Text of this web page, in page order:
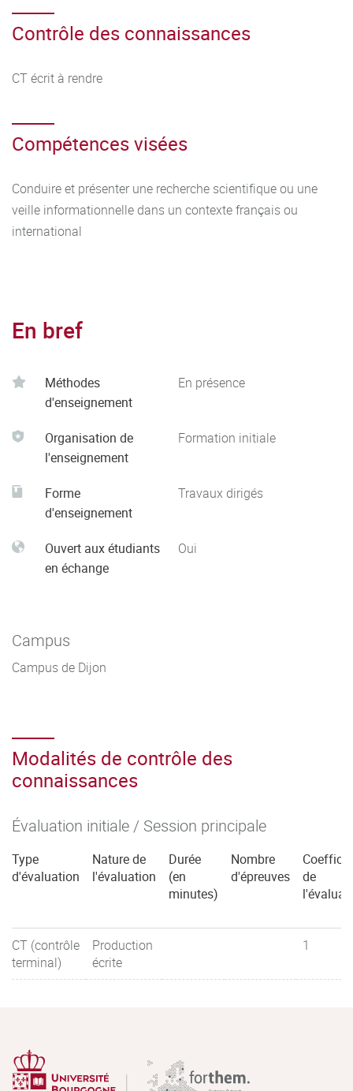
Contrôle des connaissances
CT écrit à rendre
Compétences visées
Conduire et présenter une recherche scientifique ou une
veille informationnelle dans un contexte français ou
international
En bref
Méthodes
d'enseignement
En présence
Organisation de
l'enseignement
Formation initiale
Forme
d'enseignement
Travaux dirigés
Ouvert aux étudiants
en échange
Oui
Campus
Campus de Dijon
Modalités de contrôle des
connaissances
Évaluation initiale / Session principale
Type
d'évaluation
Nature de
l'évaluation
Durée
(en
minutes)
Nombre
d'épreuves
de
CT (contrôle
terminal)
Production
écrite
1